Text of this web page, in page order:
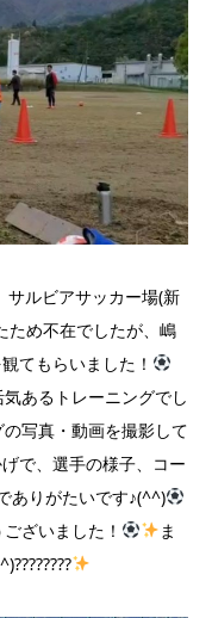
ルビアサッカー場(新
ため不在でしたが、嶋
てもらいました！
あるトレーニングでし
写真・動画を撮影して
で、選手の様子、コー
ありがたいです♪(^^)
ざいました！
ま